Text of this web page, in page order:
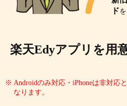
ド
楽天Edyアプリを用
Androidのみ対応・iPhoneは非対応と
なります。